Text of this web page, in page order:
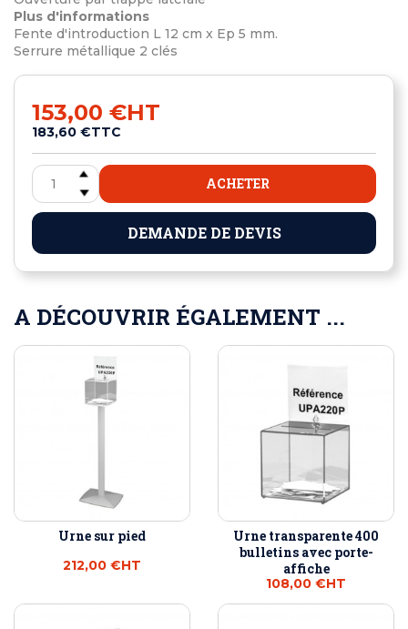
Plus d'informations
Fente d'introduction L 12 cm x Ep 5 mm.
Serrure métallique 2 clés
153,00 €HT
183,60 €TTC
ACHETER
DEMANDE DE DEVIS
A DÉCOUVRIR ÉGALEMENT ...
Urne sur pied
212,00 €HT
Urne transparente 400
bulletins avec porte-
affiche
108,00 €HT